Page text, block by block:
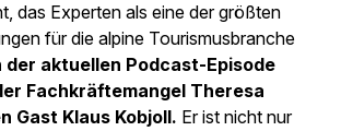
das Experten als eine der größten
für die alpine Tourismusbranche
der aktuellen Podcast-Episode
Fachkräftemangel Theresa
Gast Klaus Kobjoll. Er ist nicht nur